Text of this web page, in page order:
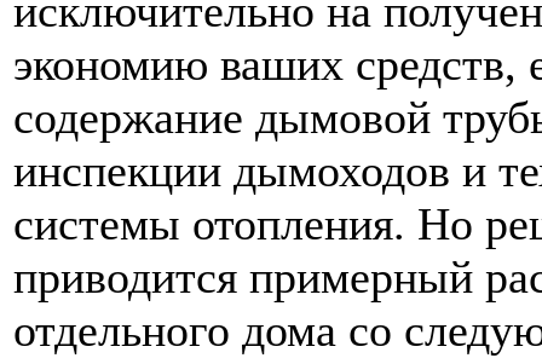
исключительно на
экономию ваших средств,
содержание дымовой
инспекции дымоходов и
системы отопления. Но
приводится примерный
отдельного дома со